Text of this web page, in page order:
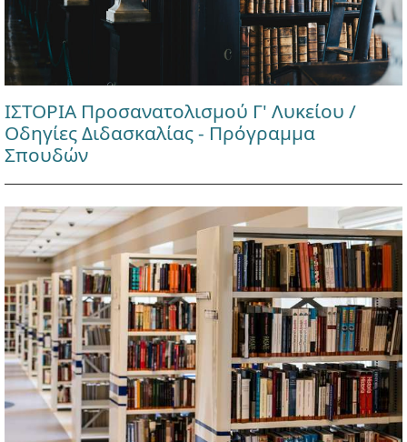
ΙΣΤΟΡΙΑ Προσανατολισμού Γ' Λυκείου /
Οδηγίες Διδασκαλίας - Πρόγραμμα
Σπουδών